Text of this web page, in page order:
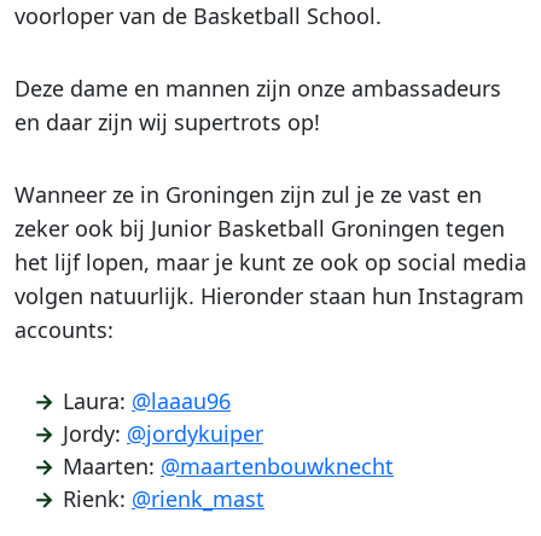
voorloper van de Basketball School.
Deze dame en mannen zijn onze ambassadeurs
en daar zijn wij supertrots op!
Wanneer ze in Groningen zijn zul je ze vast en
zeker ook bij Junior Basketball Groningen tegen
het lijf lopen, maar je kunt ze ook op social media
volgen natuurlijk. Hieronder staan hun Instagram
accounts:
Laura: @laaau96
Jordy: @jordykuiper
Maarten: @maartenbouwknecht
Rienk: @rienk_mast